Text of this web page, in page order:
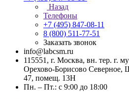
Назад
Телефоны
+7 (495) 847-08-11
8 (800) 511-77-51
Заказать звонок
info@labcsm.ru
115551, г. Москва, вн. тер. г.
Орехово-Борисово Северное,
47, помещ. 13Н
Пн. – Пт.: с 9:00 до 18:00